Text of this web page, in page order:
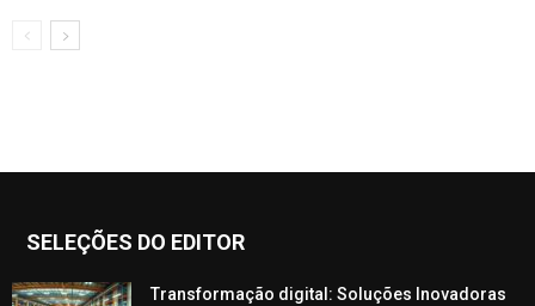
SELEÇÕES DO EDITOR
Transformação digital: Soluções Inovadoras